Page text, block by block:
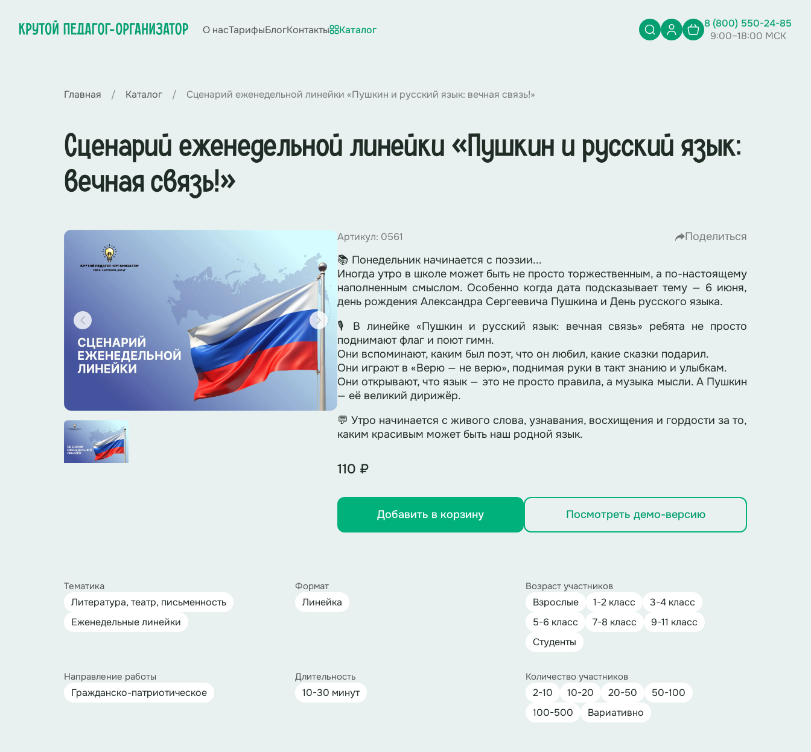
О насТарифыБлогКонтакты Каталог
8 (800) 550-24-85
9:00–18:00 МСК
Главная Каталог Сценарий еженедельной линейки «Пушкин и русский язык: вечная связь!»
Сценарий еженедельной линейки «Пушкин и русский язык:
вечная связь!»
Артикул: 0561
Поделиться
📚 Понедельник начинается с поэзии...
Иногда утро в школе может быть не просто торжественным, а по-настоящему
наполненным смыслом. Особенно когда дата подсказывает тему — 6 июня,
день рождения Александра Сергеевича Пушкина и День русского языка.
🎙️ В линейке «Пушкин и русский язык: вечная связь» ребята не просто
поднимают флаг и поют гимн.
Они вспоминают, каким был поэт, что он любил, какие сказки подарил.
Они играют в «Верю — не верю», поднимая руки в такт знанию и улыбкам.
Они открывают, что язык — это не просто правила, а музыка мысли. А Пушкин
— её великий дирижёр.
💬 Утро начинается с живого слова, узнавания, восхищения и гордости за то,
каким красивым может быть наш родной язык.
110 ₽
Добавить в корзину Посмотреть демо-версию
Тематика
Литература, театр, письменность
Еженедельные линейки
Формат
Линейка
Возраст участников
Взрослые 1-2 класс
3-4 класс
5-6 класс
7-8 класс
9-11 класс
Студенты
Направление работы
Гражданско-патриотическое
Длительность
10-30 минут
Количество участников
2-10 10-20 20-50
50-100
100-500
Вариативно